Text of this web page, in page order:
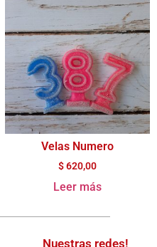
Velas Numero
$620,00
Leer más
Nuestras redes!